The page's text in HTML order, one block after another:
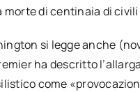
di centinaia di civili
si legge anche
ha descritto
come